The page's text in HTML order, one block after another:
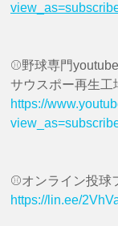
⚾️野球専門
サウスポー再生工
https://
⚾️オンライン投球
https://lin.ee/